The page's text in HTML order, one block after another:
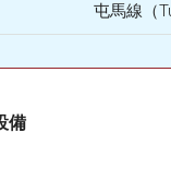
屯馬線（
備